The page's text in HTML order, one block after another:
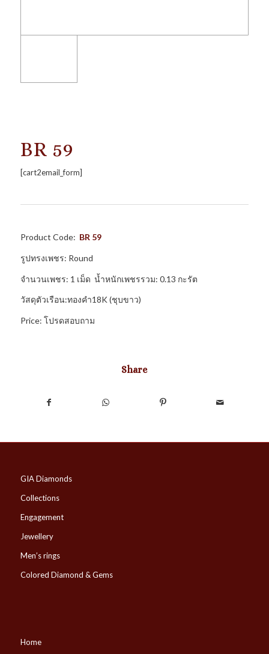
BR 59
[cart2email_form]
Product Code: BR 59
รูปทรงเพชร: Round
จำนวนเพชร: 1 เม็ด น้ำหนักเพชรรวม: 0.13 กะรัต
วัสดุตัวเรือน:ทองคำ18K (ชุบขาว)
Price: โปรดสอบถาม
Share
GIA Diamonds
Collections
Engagement
Jewellery
Men’s rings
Colored Diamond & Gems
Home